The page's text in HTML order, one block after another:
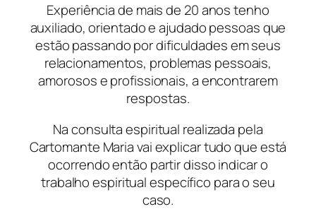
Experiência de mais de 20 anos tenho
auxiliado, orientado e ajudado pessoas que
estão passando por dificuldades em seus
relacionamentos, problemas pessoais,
amorosos e profissionais, a encontrarem
respostas.
Na consulta espiritual realizada pela
Cartomante Maria vai explicar tudo que está
ocorrendo então partir disso indicar o
trabalho espiritual específico para o seu
caso.